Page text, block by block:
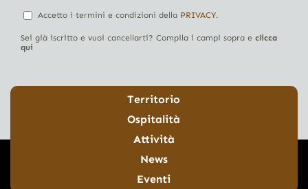
Accetto i termini e condizioni della PRIVACY.
Sei già iscritto e vuoi cancellarti? Compila i campi sopra e clicca
qui
Territorio
Ospitalità
Attività
News
Eventi